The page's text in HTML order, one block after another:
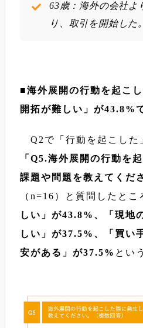
63歳：海外の会社よ
り、取引を開始した。
■海外展開の行動を起こ
開拓が難しい」が43.8%
Q2で「行動を起こした
「Q5.海外展開の行動を
課題や問題を教えてくだ
（n=16）と質問したとこ
しい」が43.8%、「現地
しい」が37.5%、「買い
安がある」が37.5% とい